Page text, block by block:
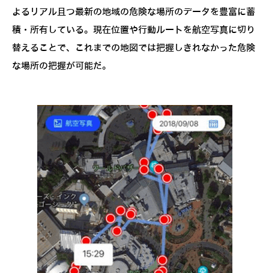
よるリアル且つ最新の地域の危険な場所のデータを豊富に蓄
積・所有している。現在位置や行動ルートを航空写真に切り
替えることで、これまでの地図では把握しきれなかった危険
な場所の把握が可能だ。